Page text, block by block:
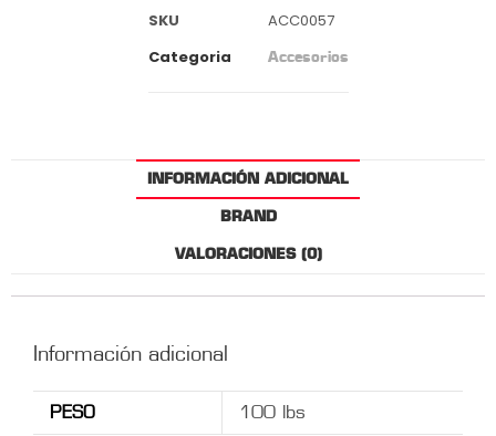
SKU
ACC0057
Categoria
Accesorios
INFORMACIÓN ADICIONAL
BRAND
VALORACIONES (0)
Información adicional
PESO 100 lbs